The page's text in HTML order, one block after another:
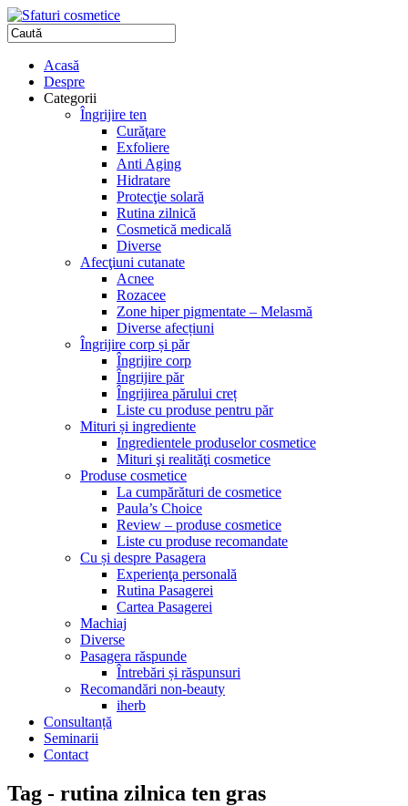
Acasă
Despre
Categorii
Îngrijire ten
Curăţare
Exfoliere
Anti Aging
Hidratare
Protecţie solară
Rutina zilnică
Cosmetică medicală
Diverse
Afecţiuni cutanate
Acnee
Rozacee
Zone hiper pigmentate – Melasmă
Diverse afecțiuni
Îngrijire corp și păr
Îngrijire corp
Îngrijire păr
Îngrijirea părului creț
Liste cu produse pentru păr
Mituri și ingrediente
Ingredientele produselor cosmetice
Mituri şi realităţi cosmetice
Produse cosmetice
La cumpărături de cosmetice
Paula’s Choice
Review – produse cosmetice
Liste cu produse recomandate
Cu și despre Pasagera
Experienţa personală
Rutina Pasagerei
Cartea Pasagerei
Machiaj
Diverse
Pasagera răspunde
Întrebări și răspunsuri
Recomandări non-beauty
iherb
Consultanță
Seminarii
Contact
Tag - rutina zilnica ten gras